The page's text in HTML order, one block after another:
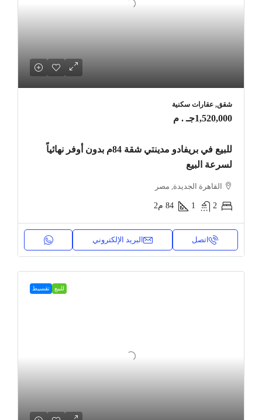
شقق, عقارات سكنية
1,520,000جـ . م
للبيع في بريفادو مدينتي شقة 84م بدون أوفر نهائياً
لسرعة البيع
القاهرة الجديدة, مصر
2
1
84 م2
اتصل البريد الإلكتروني
للبيع تقسيط